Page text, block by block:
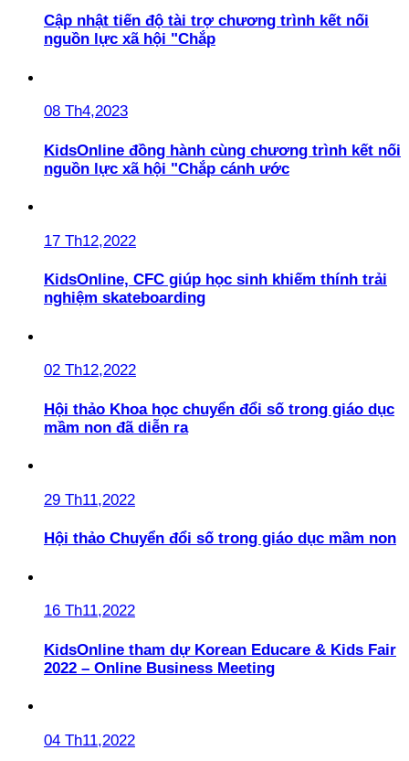
Cập nhật tiến độ tài trợ chương trình kết nối
nguồn lực xã hội "Chắp
08 Th4,2023
KidsOnline đồng hành cùng chương trình kết nối
nguồn lực xã hội "Chắp cánh ước
17 Th12,2022
KidsOnline, CFC giúp học sinh khiếm thính trải
nghiệm skateboarding
02 Th12,2022
Hội thảo Khoa học chuyển đổi số trong giáo dục
mầm non đã diễn ra
29 Th11,2022
Hội thảo Chuyển đổi số trong giáo dục mầm non
16 Th11,2022
KidsOnline tham dự Korean Educare & Kids Fair
2022 – Online Business Meeting
04 Th11,2022